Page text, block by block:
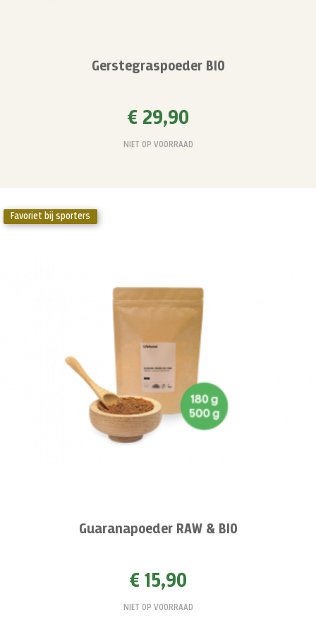
Gerstegraspoeder BIO
€ 29,90
NIET OP VOORRAAD
Favoriet bij sporters
Guaranapoeder RAW & BIO
€ 15,90
NIET OP VOORRAAD